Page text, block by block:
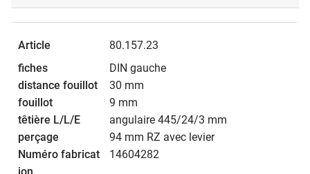
80.157.23
DIN gauche
30 mm
9 mm
angulaire 445/24/3 mm
94 mm RZ avec levier
14604282